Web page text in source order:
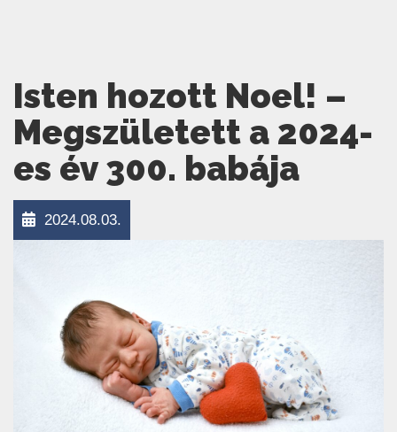
Isten hozott Noel! –
Megszületett a 2024-
es év 300. babája
2024.08.03.